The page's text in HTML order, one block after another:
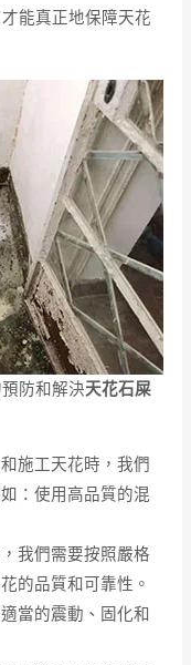
能真正地保障天花
防和解決天花石屎
施工天花時，我們
：使用高品質的混
我們需要按照嚴格
的品質和可靠性。
當的震動、固化和